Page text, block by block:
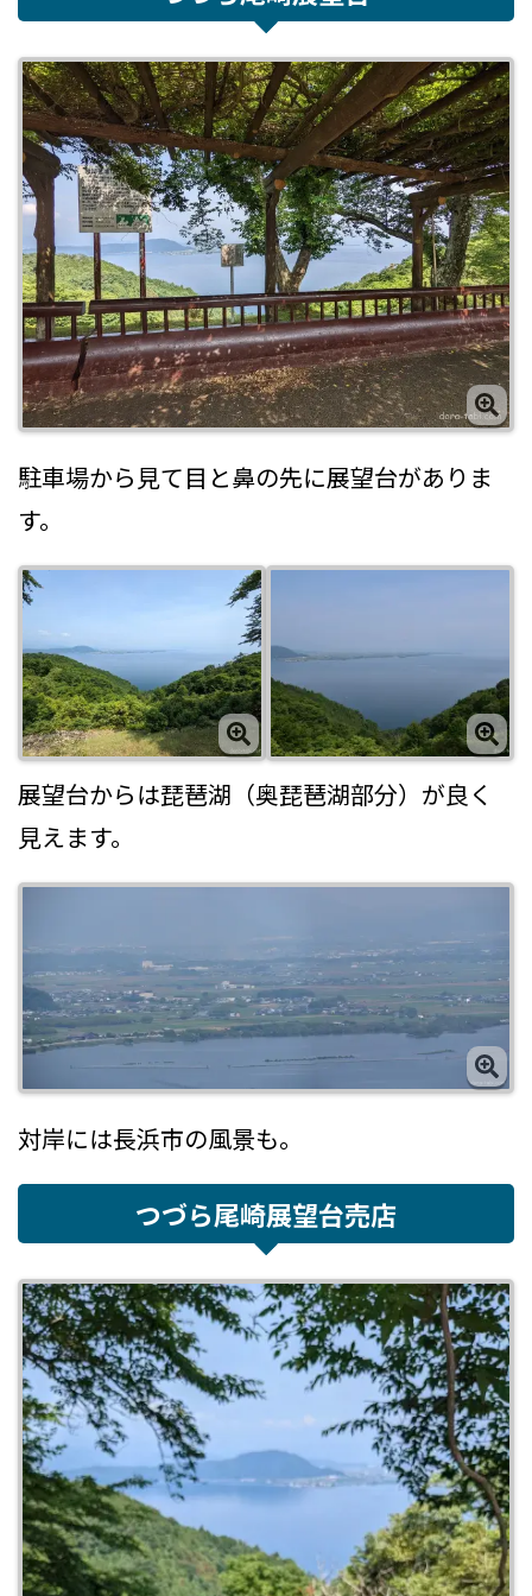
駐車場から見て目と鼻の先に展望台がありま
す。
展望台からは琵琶湖（奥琵琶湖部分）が良く
見えます。
対岸には長浜市の風景も。
つづら尾崎展望台売店